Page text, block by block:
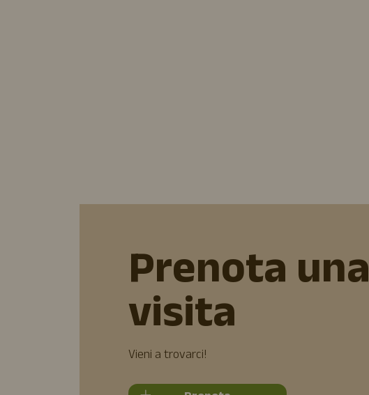
Prenota una
visita
Vieni a trovarci!